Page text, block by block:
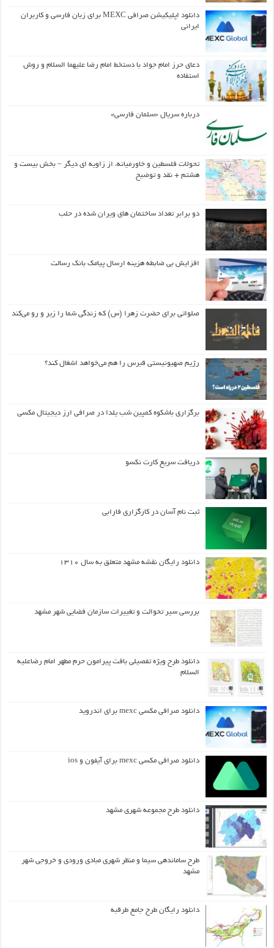
دانلود اپلیکیشن صرافی MEXC برای زبان فارسی و کاربران
ایرانی
دعای حرز امام جواد با دستخط امام رضا علیهما السلام و روش
استفاده
درباره سریال «سلمان فارسی»
تحولات فلسطین و خاورمیانه، از زاویه ای دیگر – بخش بیست و
هشتم + نقد و توضیح
دو برابر تعداد ساختمان های ویران شده در حلب
افزایش بی ضابطه هزینه ارسال پیامک بانک رسالت
صلواتی برای حضرت زهرا (س) که زندگی شما را زیر و رو می‌کند
رژیم صهیونیستی قبرس را هم می‌خواهد اشغال کند؟
برگزاری باشکوه کمپین شب یلدا در صرافی ارز دیجیتال مکسی
دریافت سریع کارت نکسو
ثبت نام آسان در کارگزاری فارابی
دانلود رایگان نقشه مشهد متعلق به سال ۱۳۱۰
بررسی سیر تحوالت و تغییرات سازمان فضایی شهر مشهد
دانلود طرح ويژه تفصيلي بافت پيرامون حرم مطهر امام رضاعليه
السلام
دانلود صرافی مکسی mexc برای اندروید
دانلود صرافی مکسی mexc برای آیفون و ios
دانلود طرح مجموعه شهری مشهد
طرح ساماندهی سیما و منظر شهری مبادی ورودی و خروجی شهر
مشهد
دانلود رایگان طرح جامع طرقبه